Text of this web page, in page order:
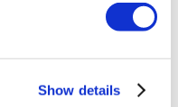
Show details